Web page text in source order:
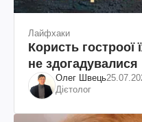
Лайфхаки
Користь гостроої
не здогадувалися
Олег Швець
Дієтолог